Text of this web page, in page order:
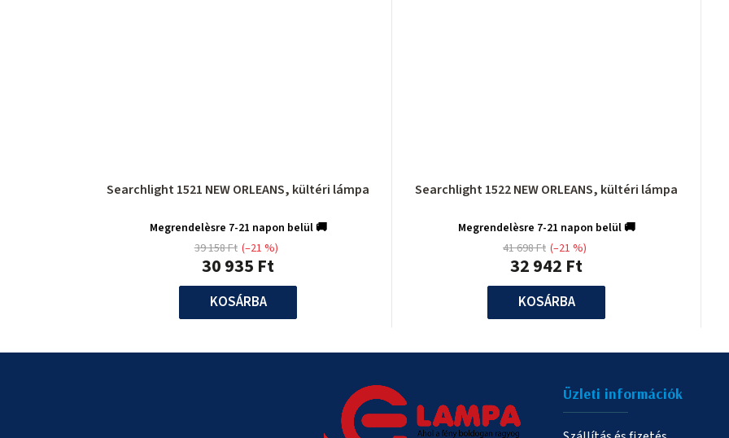
Searchlight 1521 NEW ORLEANS, kültéri lámpa
Megrendelèsre 7-21 napon belül 🚚
30 935 Ft
39 158 Ft (–21 %)
KOSÁRBA
Searchlight 1522 NEW ORLEANS, kültéri lámpa
Megrendelèsre 7-21 napon belül 🚚
32 942 Ft
41 698 Ft (–21 %)
KOSÁRBA
Üzleti információk